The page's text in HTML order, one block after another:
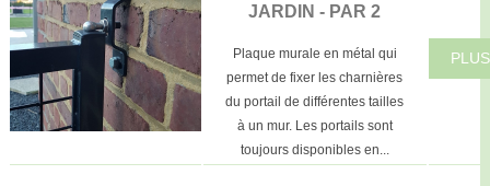
JARDIN - PAR 2
Plaque murale en métal qui
permet de fixer les charnières
du portail de différentes tailles
à un mur. Les portails sont
toujours disponibles en...